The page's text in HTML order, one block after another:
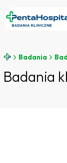
Badania
Badania